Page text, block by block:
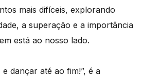
mais difíceis, explorando
a superação e a importância
está ao nosso lado.
dançar até ao fim!”, é a